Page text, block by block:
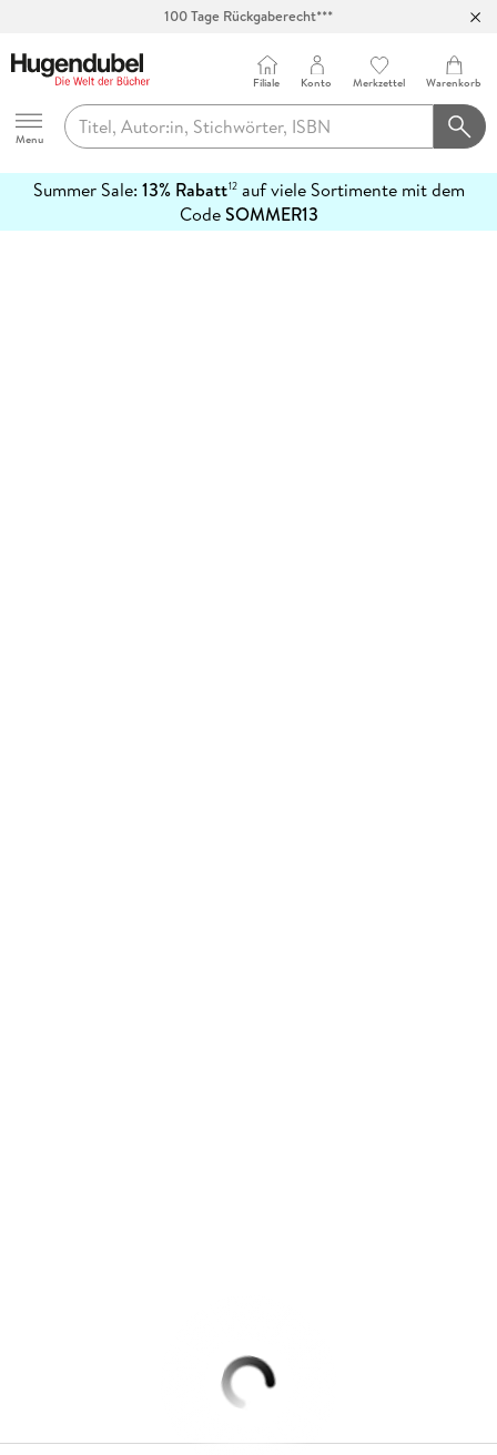
100 Tage Rückgaberecht***
Hugendubel
Menu
Filiale Konto Merkzettel Warenkorb
Summer Sale: 13% Rabatt12auf viele Sortimente mit dem
CodeSOMMER13
erfahren